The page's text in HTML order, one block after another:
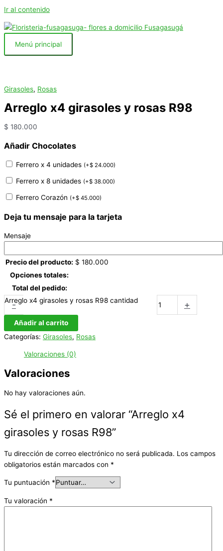
Ir al contenido
Menú principal
Girasoles, Rosas
Arreglo x4 girasoles y rosas R98
$ 180.000
Añadir Chocolates
Ferrero x 4 unidades (+$ 24.000)
Ferrero x 8 unidades (+$ 38.000)
Ferrero Corazón (+$ 45.000)
Deja tu mensaje para la tarjeta
Mensaje
Precio del producto: $ 180.000
Opciones totales:
Total del pedido:
-
Arreglo x4 girasoles y rosas R98 cantidad +
Añadir al carrito
Categorías: Girasoles, Rosas
Valoraciones (0)
Valoraciones
No hay valoraciones aún.
Sé el primero en valorar “Arreglo x4
girasoles y rosas R98”
Tu dirección de correo electrónico no será publicada. Los campos
obligatorios están marcados con *
Tu puntuación *
Tu valoración *